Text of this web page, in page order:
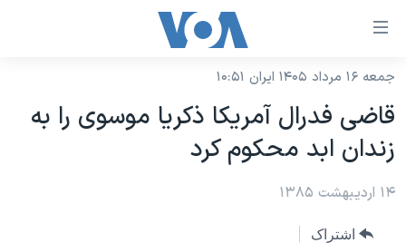
لینکهای
دسترسی
جهش
محتوای
اصلی
جهش
نسخه سبک وب‌سایت
موضوع ها
ایران
آمریکا
برنامه های تلویزیونی
جدول برنامه ها
جمعه ۱۶ مرداد ۱۴۰۵ ایران ۱۰:۵۱
قاضی فدرال آمريکا ذکريا موسوی را به
زندان ابد محکوم کرد
۱۴ اردیبهشت ۱۳۸۵
اشتراک